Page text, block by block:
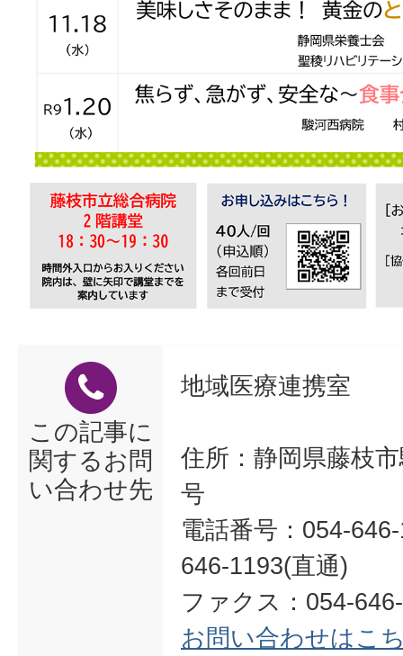
この記事に
関するお問
い合わせ先
地域医療連携室
住所：静岡県藤枝
号
電話番号：054-
646-1193(直通)
ファクス：054-
お問い合わせはこ